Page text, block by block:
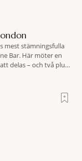
mest stämningsfulla
Bar. Här möter en
delas – och två plus